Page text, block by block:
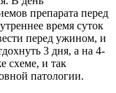
препарата перед
время суток
перед ужином, и
3 дня, а на 4-
схеме, и так
патологии.